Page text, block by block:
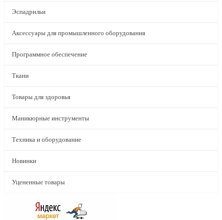
Эспадрильи
Аксессуары для промышленного оборудования
Программное обеспечение
Ткани
Товары для здоровья
Маникюрные инструменты
Техника и оборудование
Новинки
Уцененные товары